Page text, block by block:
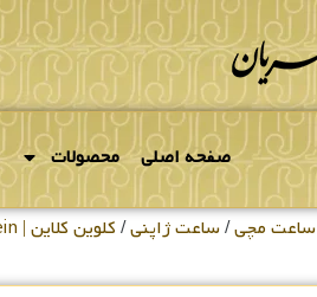
صفحه اصلی محصولات
ساعت مچی/ساعت ژاپنی/ کلوین کلاین | Calvin Klein